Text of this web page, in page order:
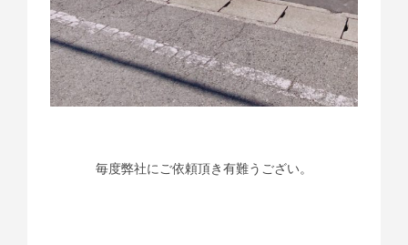
毎度弊社にご依頼頂き有難うござい。